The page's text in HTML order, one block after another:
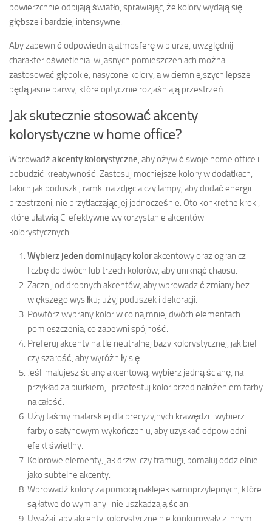
powierzchnie odbijają światło, sprawiając, że kolory wydają się
głębsze i bardziej intensywne.
Aby zapewnić odpowiednią atmosferę w biurze, uwzględnij
charakter oświetlenia: w jasnych pomieszczeniach można
zastosować głębokie, nasycone kolory, a w ciemniejszych lepsze
będą jasne barwy, które optycznie rozjaśniają przestrzeń.
Jak skutecznie stosować akcenty
kolorystyczne w home office?
Wprowadź akcenty kolorystyczne, aby ożywić swoje home office i
pobudzić kreatywność. Zastosuj mocniejsze kolory w dodatkach,
takich jak poduszki, ramki na zdjęcia czy lampy, aby dodać energii
przestrzeni, nie przytłaczając jej jednocześnie. Oto konkretne kroki,
które ułatwią Ci efektywne wykorzystanie akcentów
kolorystycznych:
Wybierz jeden dominujący kolorakcentowy oraz ogranicz
liczbę do dwóch lub trzech kolorów, aby uniknąć chaosu.
Zacznij od drobnych akcentów, aby wprowadzić zmiany bez
większego wysiłku; użyj poduszek i dekoracji.
Powtórz wybrany kolor w co najmniej dwóch elementach
pomieszczenia, co zapewni spójność.
Preferuj akcenty na tle neutralnej bazy kolorystycznej, jak biel
czy szarość, aby wyróżniły się.
Jeśli malujesz ścianę akcentową, wybierz jedną ścianę, na
przykład za biurkiem, i przetestuj kolor przed nałożeniem farby
na całość.
Użyj taśmy malarskiej dla precyzyjnych krawędzi i wybierz
farby o satynowym wykończeniu, aby uzyskać odpowiedni
efekt świetlny.
Kolorowe elementy, jak drzwi czy framugi, pomaluj oddzielnie
jako subtelne akcenty.
Wprowadź kolory za pomocą naklejek samoprzylepnych, które
są łatwe do wymiany i nie uszkadzają ścian.
Uważaj, aby akcenty kolorystyczne nie konkurowały z innymi